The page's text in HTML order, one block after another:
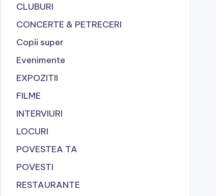
CLUBURI
CONCERTE & PETRECERI
Copii super
Evenimente
EXPOZITII
FILME
INTERVIURI
LOCURI
POVESTEA TA
POVESTI
RESTAURANTE